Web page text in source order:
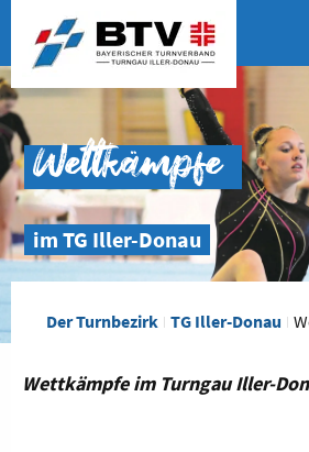
Wettkämpfe
im TG Iller-Donau
Der Turnbezirk TG Iller-Donau
Wettkämpfe im Turngau Iller-